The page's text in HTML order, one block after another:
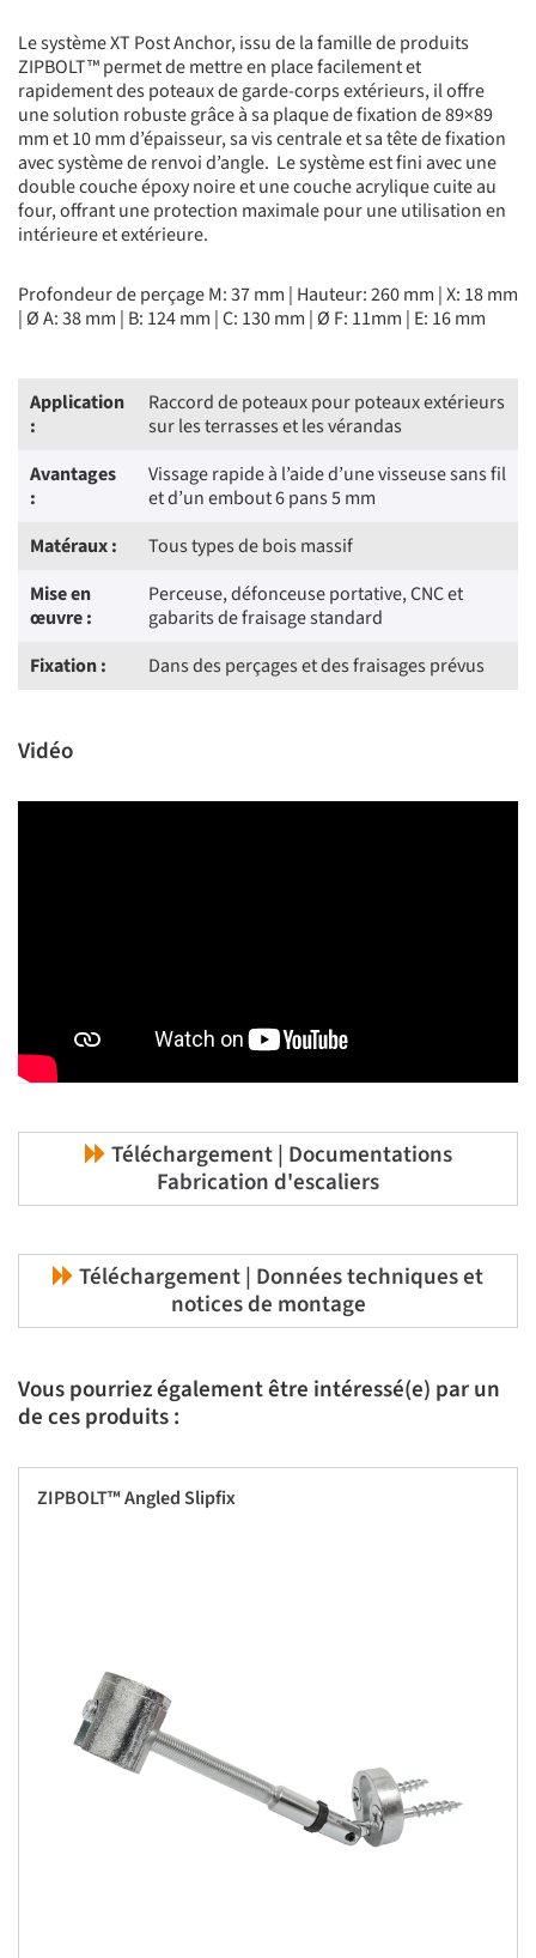
Le système XT Post Anchor, issu de la famille de produits
ZIPBOLT™ permet de mettre en place facilement et
rapidement des poteaux de garde-corps extérieurs, il offre
une solution robuste grâce à sa plaque de fixation de 89×89
mm et 10 mm d’épaisseur, sa vis centrale et sa tête de fixation
avec système de renvoi d’angle. Le système est fini avec une
double couche époxy noire et une couche acrylique cuite au
four, offrant une protection maximale pour une utilisation en
intérieure et extérieure.
Profondeur de perçage M: 37 mm | Hauteur: 260 mm | X: 18 mm
| Ø A: 38 mm | B: 124 mm | C: 130 mm | Ø F: 11mm | E: 16 mm
Application
:
Raccord de poteaux pour poteaux extérieurs
sur les terrasses et les vérandas
Avantages
:
Vissage rapide à l’aide d’une visseuse sans fil
et d’un embout 6 pans 5 mm
Matéraux :
Tous types de bois massif
Mise en
œuvre :
Perceuse, défonceuse portative, CNC et
gabarits de fraisage standard
Fixation :
Dans des perçages et des fraisages prévus
Vidéo
Téléchargement | Documentations
Fabrication d'escaliers
Téléchargement | Données techniques et
notices de montage
Vous pourriez également être intéressé(e) par un
de ces produits :
ZIPBOLT™ Angled Slipfix